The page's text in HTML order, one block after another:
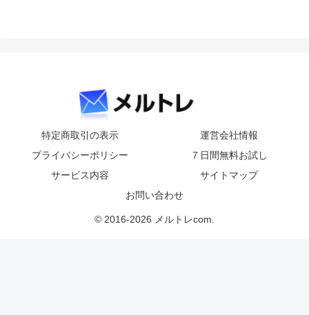
特定商取引の表示
運営会社情報
プライバシーポリシー
７日間無料お試し
サービス内容
サイトマップ
お問い合わせ
© 2016-2026 メルトレcom.